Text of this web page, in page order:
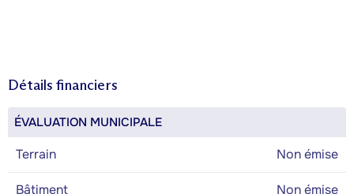
Détails financiers
ÉVALUATION MUNICIPALE
Terrain Non émise
Bâtiment Non émise